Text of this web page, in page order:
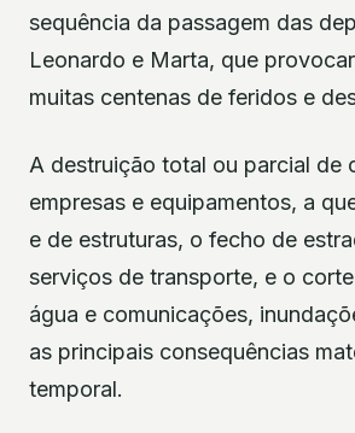
sequência da passagem das
Leonardo e Marta, que
muitas centenas de feridos e
A destruição total ou parcial de
empresas e equipamentos, a
e de estruturas, o fecho de
serviços de transporte, e o
água e comunicações,
as principais consequências
temporal.